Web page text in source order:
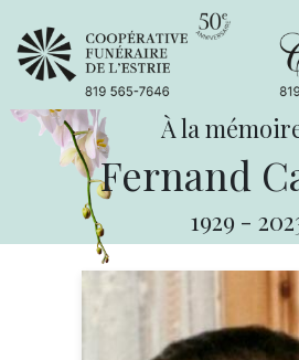
À la
Fernand
1929 -